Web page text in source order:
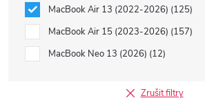
MacBook Air 13 (2022-2026) 125
MacBook Air 15 (2023-2026) 157
MacBook Neo 13 (2026) 12
Zrušit filtry